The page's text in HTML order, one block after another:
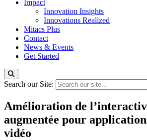
Impact
Innovation Insights
Innovations Realized
Mitacs Plus
Contact
News & Events
Get Started
Search our Site:
Amélioration de
augmentée pour
vidéo